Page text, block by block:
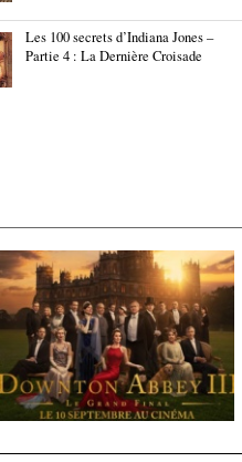
Les 100 secrets d’Indiana Jones –
Partie 4 : La Dernière Croisade